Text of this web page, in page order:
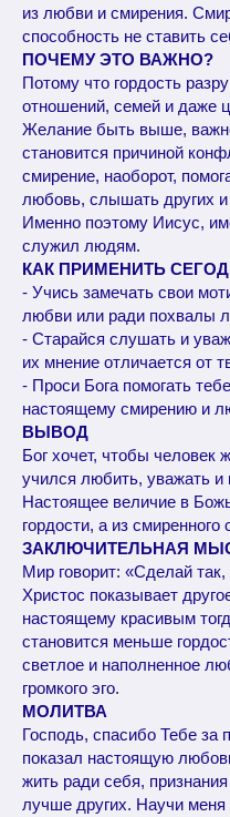
из любви и смирения.
способность не ставить
ПОЧЕМУ ЭТО ВАЖНО?
Потому что гордость
отношений, семей и даже
Желание быть выше,
становится причиной
смирение, наоборот,
любовь, слышать других и
Именно поэтому Иисус,
служил людям.
КАК ПРИМЕНИТЬ
- Учись замечать свои
любви или ради похвалы
- Старайся слушать и
их мнение отличается от
- Проси Бога помогать
настоящему смирению и
ВЫВОД
Бог хочет, чтобы человек
учился любить, уважать и
Настоящее величие в
гордости, а из смиренного
ЗАКЛЮЧИТЕЛЬНАЯ
Мир говорит: «Сделай
Христос показывает
настоящему красивым
становится меньше
светлое и наполненное
громкого эго.
МОЛИТВА
Господь, спасибо Тебе за
показал настоящую
жить ради себя,
лучше других. Научи